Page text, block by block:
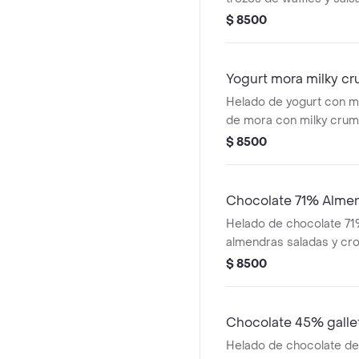
de 473 ml.
$ 8500
Yogurt mora milky
Helado de yogurt con
de mora con milky
arroz con chocolate
$ 8500
Chocolate 71%
Helado de chocolate
almendras saladas y
473 ml.
$ 8500
Chocolate 45%
Helado de chocolate